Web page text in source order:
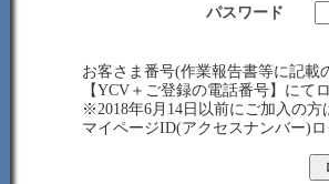
パスワード
お客さま番号(作業報告書等に記載
【YCV＋ご登録の電話番号】にて
※2018年6月14日以前にご加入の
マイページID(アクセスナンバー)